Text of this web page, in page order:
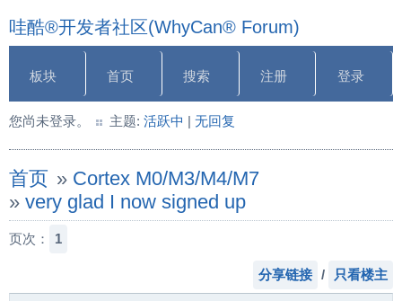
哇酷®开发者社区(WhyCan® Forum)
板块 首页 搜索 注册 登录
您尚未登录。 主题: 活跃中 | 无回复
首页 » Cortex M0/M3/M4/M7
» very glad I now signed up
页次： 1
分享链接 / 只看楼主